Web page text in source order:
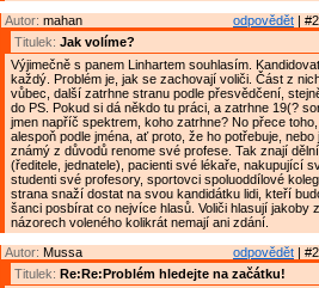
odpovědět |
Autor: mahan
Titulek: Jak volíme?
Výjimečně s panem Linhartem souhlasím.
každý. Problém je, jak se zachovají voliči. Část z
vůbec, další zatrhne stranu podle přesvědčení,
do PS. Pokud si dá někdo tu práci, a zatrhne 19(?
jmen napříč spektrem, koho zatrhne? No přece
alespoň podle jména, ať proto, že ho potřebuje, nebo
známý z důvodů renome své profese. Tak znají
(ředitele, jednatele), pacienti své lékaře, nakupující
studenti své profesory, sportovci spoluoddílové
strana snaží dostat na svou kandidátku lidi, kteří
šanci posbírat co nejvíce hlasů. Voliči hlasují jakoby
názorech voleného kolikrát nemají ani zdání.
odpovědět |
Autor: Mussa
Titulek: Re:Re:Problém hledejte na začátku!